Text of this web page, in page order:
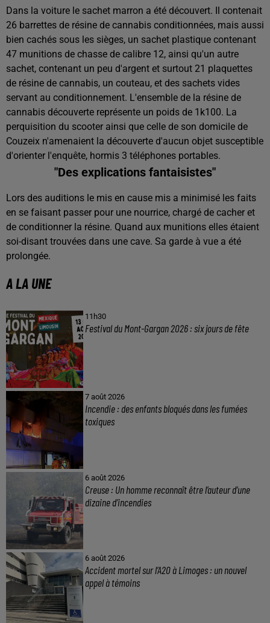
Dans la voiture le sachet marron a été découvert. Il contenait
26 barrettes de résine de cannabis conditionnées, mais aussi
bien cachés sous les sièges, un sachet plastique contenant
47 munitions de chasse de calibre 12, ainsi qu'un autre
sachet, contenant un peu d'argent et surtout 21 plaquettes
de résine de cannabis, un couteau, et des sachets vides
servant au conditionnement. L'ensemble de la résine de
cannabis découverte représente un poids de 1k100. La
perquisition du scooter ainsi que celle de son domicile de
Couzeix n'amenaient la découverte d'aucun objet susceptible
d'orienter l'enquête, hormis 3 téléphones portables.
"Des explications fantaisistes"
Lors des auditions le mis en cause mis a minimisé les faits
en se faisant passer pour une nourrice, chargé de cacher et
de conditionner la résine. Quand aux munitions elles étaient
soi-disant trouvées dans une cave. Sa garde à vue a été
prolongée.
A LA UNE
11h30
Festival du Mont-Gargan 2026 : six jours de fête
7 août 2026
Incendie : des enfants bloqués dans les fumées
toxiques
6 août 2026
Creuse : Un homme reconnaît être l’auteur d’une
dizaine d’incendies
6 août 2026
Accident mortel sur l’A20 à Limoges : un nouvel
appel à témoins